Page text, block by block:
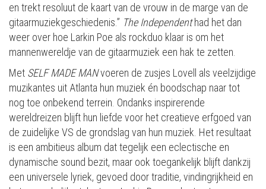
en trekt resoluut de kaart van de vrouw in de marge van de
gitaarmuziekgeschiedenis.” The Independenthad het dan
weer over hoe Larkin Poe als rockduo klaar is om het
mannenwereldje van de gitaarmuziek een hak te zetten.
Met SELF MADE MANvoeren de zusjes Lovell als veelzijdige
muzikantes uit Atlanta hun muziek én boodschap naar tot
nog toe onbekend terrein. Ondanks inspirerende
wereldreizen blijft hun liefde voor het creatieve erfgoed van
de zuidelijke VS de grondslag van hun muziek. Het resultaat
is een ambitieus album dat tegelijk een eclectische en
dynamische sound bezit, maar ook toegankelijk blijft dankzij
een universele lyriek, gevoed door traditie, vindingrijkheid en